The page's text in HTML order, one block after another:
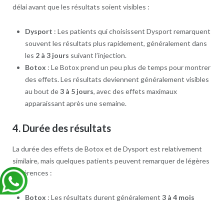
délai avant que les résultats soient visibles :
Dysport : Les patients qui choisissent Dysport remarquent
souvent les résultats plus rapidement, généralement dans
les 2 à 3 jours suivant l’injection.
Botox : Le Botox prend un peu plus de temps pour montrer
des effets. Les résultats deviennent généralement visibles
au bout de3 à 5 jours, avec des effets maximaux
apparaissant après une semaine.
4. Durée des résultats
La durée des effets de Botox et de Dysport est relativement
similaire, mais quelques patients peuvent remarquer de légères
différences :
Botox : Les résultats durent généralement 3 à 4 mois